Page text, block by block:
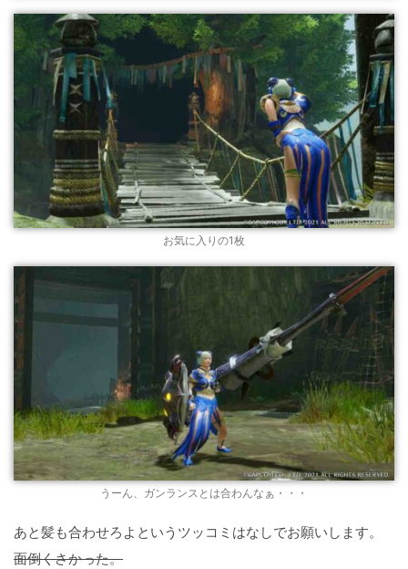
お気に入りの1枚
うーん、ガンランスとは合わんなぁ・・・
あと髪も合わせろよというツッコミはなしでお願いします。
面倒くさかった。